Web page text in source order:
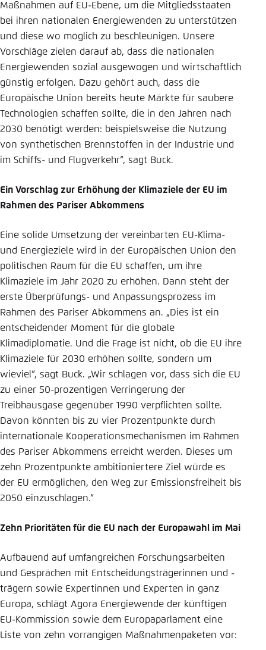
Maßnahmen auf EU-Ebene, um die Mitgliedsstaaten
bei ihren nationalen Energiewenden zu unterstützen
und diese wo möglich zu beschleunigen. Unsere
Vorschläge zielen darauf ab, dass die nationalen
Energiewenden sozial ausgewogen und wirtschaftlich
günstig erfolgen. Dazu gehört auch, dass die
Europäische Union bereits heute Märkte für saubere
Technologien schaffen sollte, die in den Jahren nach
2030 benötigt werden: beispielsweise die Nutzung
von synthetischen Brennstoffen in der Industrie und
im Schiffs- und Flugverkehr“, sagt Buck.
Ein Vorschlag zur Erhöhung der Klimaziele der EU im
Rahmen des Pariser Abkommens
Eine solide Umsetzung der vereinbarten EU-Klima-
und Energieziele wird in der Europäischen Union den
politischen Raum für die EU schaffen, um ihre
Klimaziele im Jahr 2020 zu erhöhen. Dann steht der
erste Überprüfungs- und Anpassungsprozess im
Rahmen des Pariser Abkommens an. „Dies ist ein
entscheidender Moment für die globale
Klimadiplomatie. Und die Frage ist nicht, ob die EU ihre
Klimaziele für 2030 erhöhen sollte, sondern um
wieviel“, sagt Buck. „Wir schlagen vor, dass sich die EU
zu einer 50-prozentigen Verringerung der
Treibhausgase gegenüber 1990 verpflichten sollte.
Davon könnten bis zu vier Prozentpunkte durch
internationale Kooperationsmechanismen im Rahmen
des Pariser Abkommens erreicht werden. Dieses um
zehn Prozentpunkte ambitioniertere Ziel würde es
der EU ermöglichen, den Weg zur Emissionsfreiheit bis
2050 einzuschlagen.“
Zehn Prioritäten für die EU nach der Europawahl im Mai
Aufbauend auf umfangreichen Forschungsarbeiten
und Gesprächen mit Entscheidungsträgerinnen und -
trägern sowie Expertinnen und Experten in ganz
Europa, schlägt Agora Energiewende der künftigen
EU-Kommission sowie dem Europaparlament eine
Liste von zehn vorrangigen Maßnahmenpaketen vor: